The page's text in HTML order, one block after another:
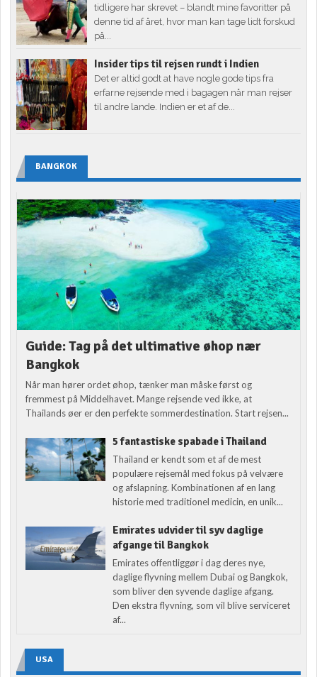
tidligere har skrevet – blandt mine favoritter på
denne tid af året, hvor man kan tage lidt forskud
på...
Insider tips til rejsen rundt i Indien
Det er altid godt at have nogle gode tips fra
erfarne rejsende med i bagagen når man rejser
til andre lande. Indien er et af de...
BANGKOK
Guide: Tag på det ultimative øhop nær
Bangkok
Når man hører ordet øhop, tænker man måske først og
fremmest på Middelhavet. Mange rejsende ved ikke, at
Thailands øer er den perfekte sommerdestination. Start rejsen...
5 fantastiske spabade i Thailand
Thailand er kendt som et af de mest
populære rejsemål med fokus på velvære
og afslapning. Kombinationen af en lang
historie med traditionel medicin, en unik...
Emirates udvider til syv daglige
afgange til Bangkok
Emirates offentliggør i dag deres nye,
daglige flyvning mellem Dubai og Bangkok,
som bliver den syvende daglige afgang.
Den ekstra flyvning, som vil blive serviceret
af...
USA